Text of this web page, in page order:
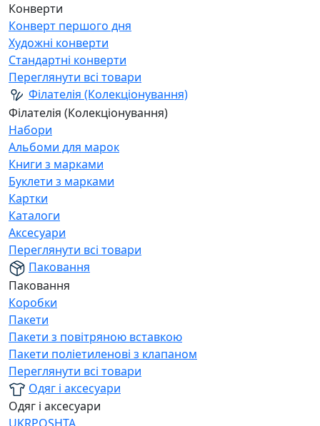
Конверти
Конверт першого дня
Художні конверти
Стандартні конверти
Переглянути всі товари
Філателія (Колекціонування)
Філателія (Колекціонування)
Набори
Альбоми для марок
Книги з марками
Буклети з марками
Картки
Каталоги
Аксесуари
Переглянути всі товари
Паковання
Паковання
Коробки
Пакети
Пакети з повітряною вставкою
Пакети поліетиленові з клапаном
Переглянути всі товари
Одяг і аксесуари
Одяг і аксесуари